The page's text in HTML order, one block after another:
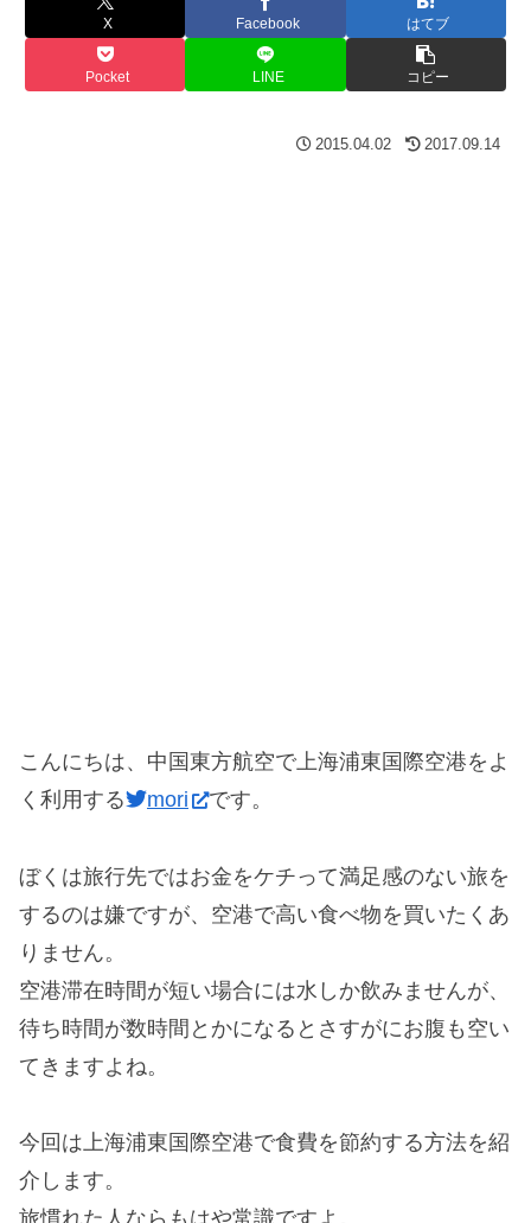
X Facebook はてブ
Pocket LINE コピー
2015.04.02 2017.09.14
こんにちは、中国東方航空で上海浦東国際空港をよ
く利用する
mori です。
ぼくは旅行先ではお金をケチって満足感のない旅を
するのは嫌ですが、空港で高い食べ物を買いたくあ
りません。
空港滞在時間が短い場合には水しか飲みませんが、
待ち時間が数時間とかになるとさすがにお腹も空い
てきますよね。
今回は上海浦東国際空港で食費を節約する方法を紹
介します。
旅慣れた人ならもはや常識ですよ。